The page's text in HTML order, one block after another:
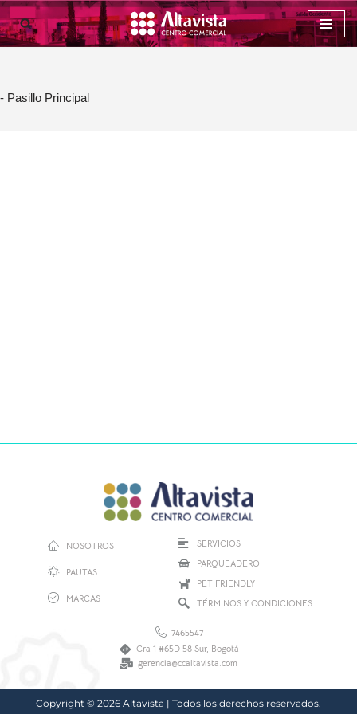
Saltar
- Pasillo Principal
NOSOTROS
PAUTAS
MARCAS
SERVICIOS
PARQUEADERO
PET FRIENDLY
TÉRMINOS Y CONDICIONES
7465547
Cra 1 #65D 58 Sur, Bogotá
gerencia@ccaltavista.com
Copyright © 2026 Altavista | Todos los derechos reservados.